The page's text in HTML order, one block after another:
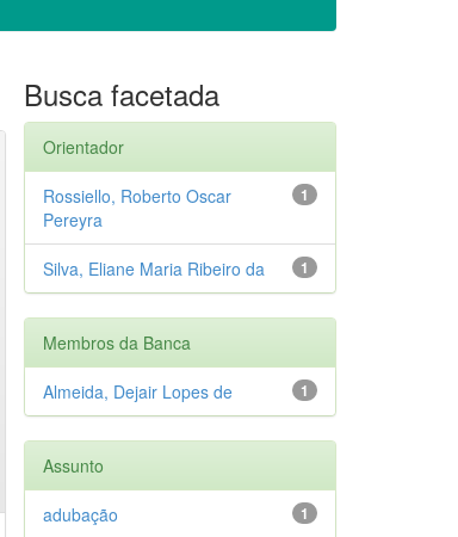
Busca facetada
Orientador
1
Rossiello, Roberto Oscar
Pereyra
1
Silva, Eliane Maria Ribeiro da
Membros da Banca
1
Almeida, Dejair Lopes de
Assunto
1
adubação